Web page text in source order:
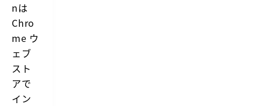
nは
Chro
me ウ
ェブ
スト
アで
イン